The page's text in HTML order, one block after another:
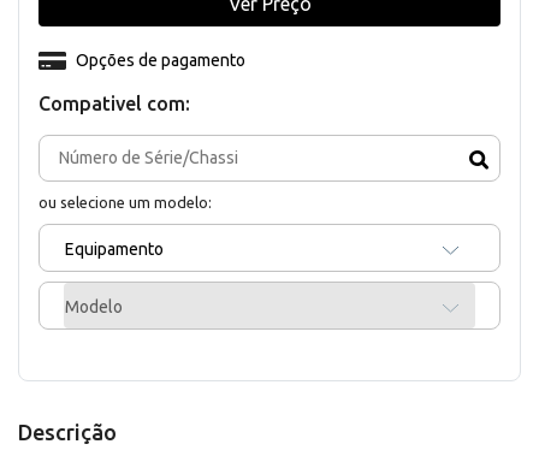
Compativel com:
ou selecione um modelo:
Equipamento
Modelo
Opções de pagamento
Descrição